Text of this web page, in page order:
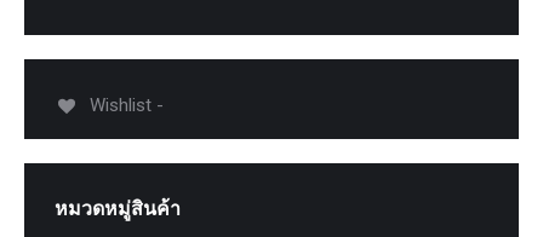
Wishlist -
หมวดหมู่สินค้า